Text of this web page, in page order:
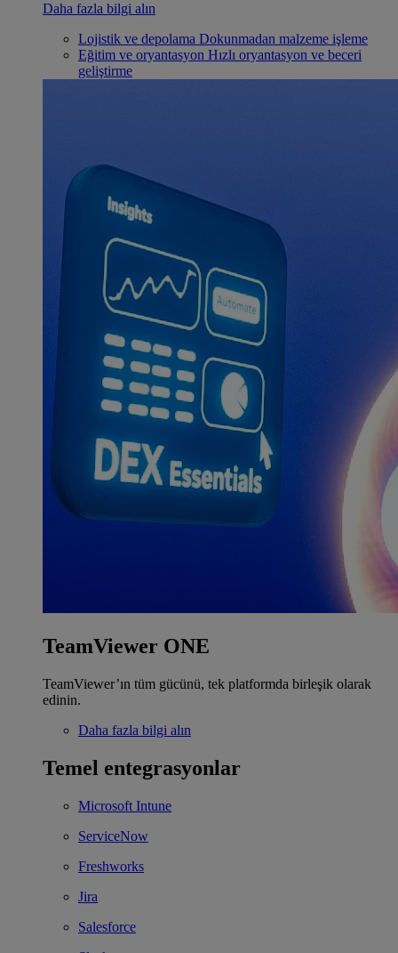
Daha fazla bilgi alın
Lojistik ve depolama Dokunmadan malzeme işleme
Eğitim ve oryantasyon Hızlı oryantasyon ve beceri
geliştirme
TeamViewer ONE
TeamViewer’ın tüm gücünü, tek platformda birleşik olarak
edinin.
Daha fazla bilgi alın
Temel entegrasyonlar
Microsoft Intune
ServiceNow
Freshworks
Jira
Salesforce